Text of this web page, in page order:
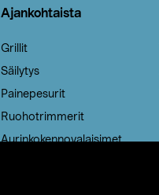
Ajankohtaista
Grillit
Säilytys
Painepesurit
Ruohotrimmerit
Aurinkokennovalaisimet